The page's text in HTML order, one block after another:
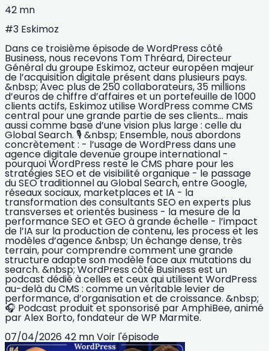
42 mn
#3 Eskimoz
Dans ce troisième épisode de WordPress côté
Business, nous recevons Tom Thréard, Directeur
Général du groupe Eskimoz, acteur européen majeur
de l’acquisition digitale présent dans plusieurs pays.
&nbsp; Avec plus de 250 collaborateurs, 35 millions
d’euros de chiffre d’affaires et un portefeuille de 1000
clients actifs, Eskimoz utilise WordPress comme CMS
central pour une grande partie de ses clients… mais
aussi comme base d’une vision plus large : celle du
Global Search. 🎙️ &nbsp; Ensemble, nous abordons
concrètement : - l’usage de WordPress dans une
agence digitale devenue groupe international -
pourquoi WordPress reste le CMS phare pour les
stratégies SEO et de visibilité organique - le passage
du SEO traditionnel au Global Search, entre Google,
réseaux sociaux, marketplaces et IA - la
transformation des consultants SEO en experts plus
transverses et orientés business - la mesure de la
performance SEO et GEO à grande échelle - l’impact
de l’IA sur la production de contenu, les process et les
modèles d’agence &nbsp; Un échange dense, très
terrain, pour comprendre comment une grande
structure adapte son modèle face aux mutations du
search. &nbsp; WordPress côté Business est un
podcast dédié à celles et ceux qui utilisent WordPress
au-delà du CMS : comme un véritable levier de
performance, d’organisation et de croissance. &nbsp;
🎧 Podcast produit et sponsorisé par AmphiBee, animé
par Alex Borto, fondateur de WP Marmite.
07/04/2026 42 mnVoir l'épisode